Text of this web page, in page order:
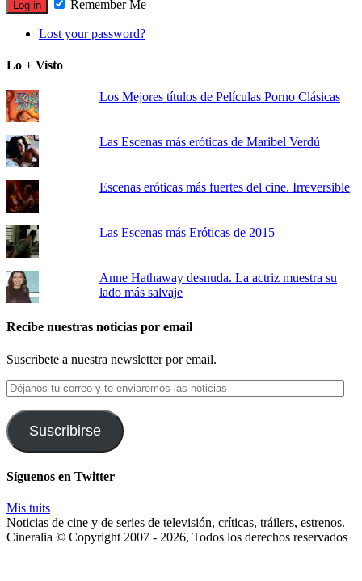
Remember Me
Lost your password?
Lo + Visto
Los Mejores títulos de Películas Porno Clásicas
Las Escenas más eróticas de Maribel Verdú
Escenas eróticas más fuertes del cine. Irreversible
Las Escenas más Eróticas de 2015
Anne Hathaway desnuda. La actriz muestra su
lado más salvaje
Recibe nuestras noticias por email
Suscribete a nuestra newsletter por email.
Déjanos
tu
correo
y
te
las
noticias
Suscribirse
Síguenos en Twitter
Mis tuits
Noticias de cine y de series de televisión, críticas, tráilers, estrenos.
Cineralia © Copyright 2007 - 2026, Todos los derechos reservados